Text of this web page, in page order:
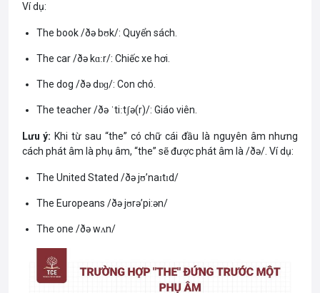
Ví dụ:
The book /ðə bʊk/: Quyển sách.
The car /ðə kɑːr/: Chiếc xe hơi.
The dog /ðə dɒɡ/: Con chó.
The teacher /ðə ˈtiːtʃə(r)/: Giáo viên.
Lưu ý: Khi từ sau “the” có chữ cái đầu là nguyên âm nhưng
cách phát âm là phụ âm, “the” sẽ được phát âm là /ðə/. Ví dụ:
The United Stated /ðə jʊ’naɪtɪd/
The Europeans /ðə jʊrə’pi:ən/
The one /ðə wʌn/